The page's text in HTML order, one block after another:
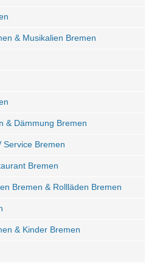
& Musikalien Bremen
& Dämmung Bremen
Service Bremen
Bremen
Bremen & Rollläden Bremen
& Kinder Bremen